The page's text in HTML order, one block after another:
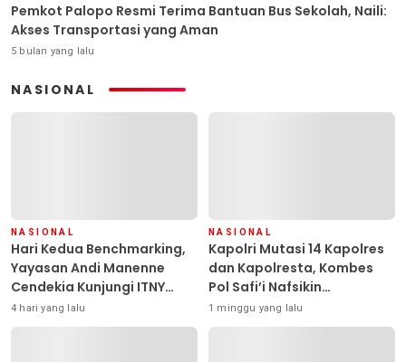
Pemkot Palopo Resmi Terima Bantuan Bus Sekolah, Naili:
Akses Transportasi yang Aman
5 bulan yang lalu
NASIONAL
NASIONAL
Hari Kedua Benchmarking,
Yayasan Andi Manenne
Cendekia Kunjungi ITNY
Yogyakarta
4 hari yang lalu
NASIONAL
Kapolri Mutasi 14 Kapolres
dan Kapolresta, Kombes
Pol Safi’i Nafsikin
Mengemban Amanah
Pimpin Polresta Kendari
1 minggu yang lalu